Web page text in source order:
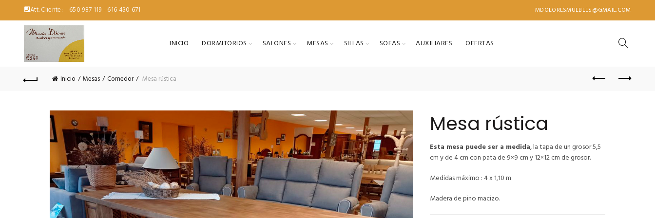
Att. Cliente: 650 987 119 - 616 430 671 MDOLORESMUEBLES@GMAIL.COM
INICIO DORMITORIOS SALONES MESAS SILLAS SOFAS AUXILIARES OFERTAS
Inicio Mesas Comedor Mesa rústica
Mesa rústica
Esta mesa puede ser a medida, la tapa de un grosor 5,5
cm y de 4 cm con pata de 9×9 cm y 12×12 cm de grosor.
Medidas máximo : 4 x 1,10 m
Madera de pino macizo.